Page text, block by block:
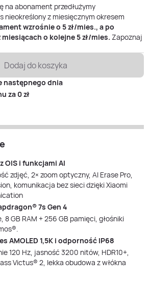
na abonament przedłużymy
nieokreślony z miesięcznym okresem
wzrośnie o 5zł/mies., a po
miesiącach o kolejne5zł/mies. Zapoznaj
Dodaj do koszyka
następnego dnia
za 0 zł
OIS i funkcjami AI
zdjęć, 2× zoom optyczny, AI Erase Pro,
komunikacja bez sieci dzięki Xiaomi
7s Gen 4
8 GB RAM + 256 GB pamięci, głośniki
AMOLED 1,5K i odporność IP68
120 Hz, jasność 3200 nitów, HDR10+,
Victus® 2, lekka obudowa z włókna